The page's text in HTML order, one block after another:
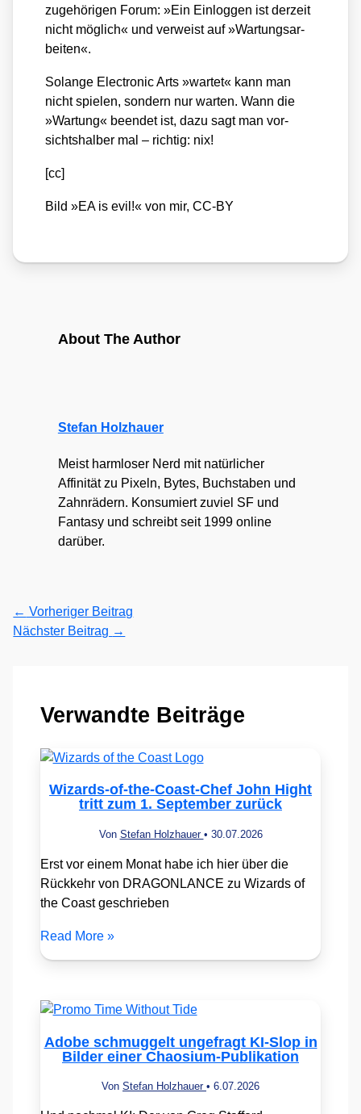
zuge­hö­ri­gen Forum: »Ein Ein­log­gen ist der­zeit
nicht mög­lich« und ver­weist auf »War­tungs­ar­
bei­ten«.
Solan­ge Elec­tro­nic Arts »war­tet« kann man
nicht spie­len, son­dern nur war­ten. Wann die
»War­tung« been­det ist, dazu sagt man vor­
sichts­hal­ber mal – rich­tig: nix!
[cc]
Bild »EA is evil!« von mir, CC-BY
About The Author
Stefan Holzhauer
Meist harmloser Nerd mit natürlicher
Affinität zu Pixeln, Bytes, Buchstaben und
Zahnrädern. Konsumiert zuviel SF und
Fantasy und schreibt seit 1999 online
darüber.
← Vorheriger Beitrag
Nächster Beitrag →
Verwandte Beiträge
Wizards-of-the-Coast-Chef John Hight
tritt zum 1. September zurück
Von Stefan Holzhauer • 30.07.2026
Erst vor einem Monat habe ich hier über die
Rückkehr von DRAGONLANCE zu Wizards of
the Coast geschrieben
Read More »
Adobe schmuggelt ungefragt KI-Slop in
Bilder einer Chaosium-Publikation
Von Stefan Holzhauer • 6.07.2026